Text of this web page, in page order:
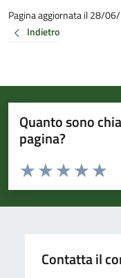
Pagina aggiornata il 28/
Indietro
Quanto sono
pagina?
Valuta da 1 a 5 stelle la
Valuta 4
Valuta 3
Valuta 2 stelle su
Valuta 1 stelle su 5
Contatta il